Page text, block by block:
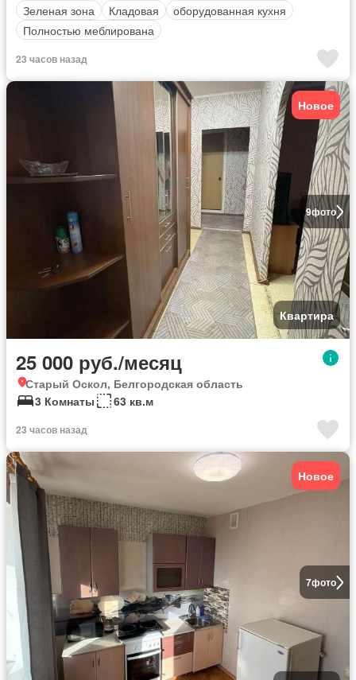
Зеленая зона
Кладовая
оборудованная кухня
Полностью меблирована
23 часов назад
9фото
Новое
Квартира
25 000 руб./месяц
Старый Оскол, Белгородская область
3 Комнаты
63 кв.м
23 часов назад
7фото
Новое